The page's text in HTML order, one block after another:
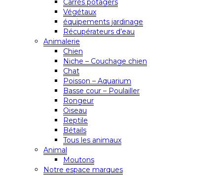
Carrés potagers
Végétaux
équipements jardinage
Récupérateurs d’eau
Animalerie
Chien
Niche – Couchage chien
Chat
Poisson – Aquarium
Basse cour – Poulailler
Rongeur
Oiseau
Reptile
Bétails
Tous les animaux
Animal
Moutons
Notre espace marques